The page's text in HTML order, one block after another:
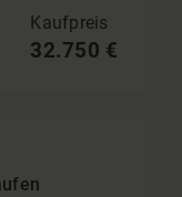
Kaufpreis
32.750 €